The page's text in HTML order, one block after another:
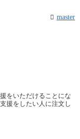
master
をいただけることにな
援をしたい人に注文し